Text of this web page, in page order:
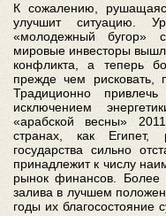
К сожалению,
улучшит ситуацию.
«молодежный бугор»
мировые инвесторы
конфликта, а теперь
прежде чем рисковать,
Традиционно
исключением
«арабской весны»
странах, как Египет,
государства сильно
принадлежит к числу
рынок финансов. Более
залива в лучшем
годы их благосостояние